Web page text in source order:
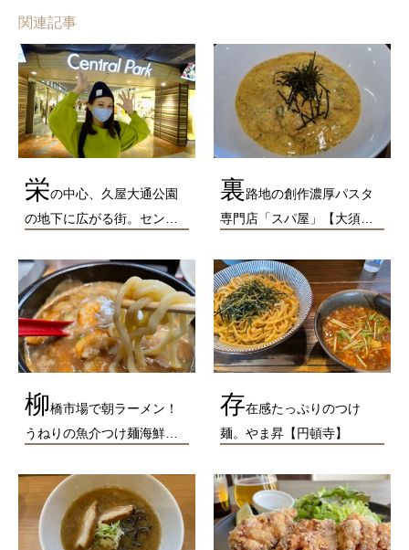
関連記事
栄の中心、久屋大通公園
の地下に広がる街。セン…
裏路地の創作濃厚パスタ
専門店「スパ屋」【大須…
柳橋市場で朝ラーメン！
うねりの魚介つけ麺海鮮…
存在感たっぷりのつけ
麺。やま昇【円頓寺】